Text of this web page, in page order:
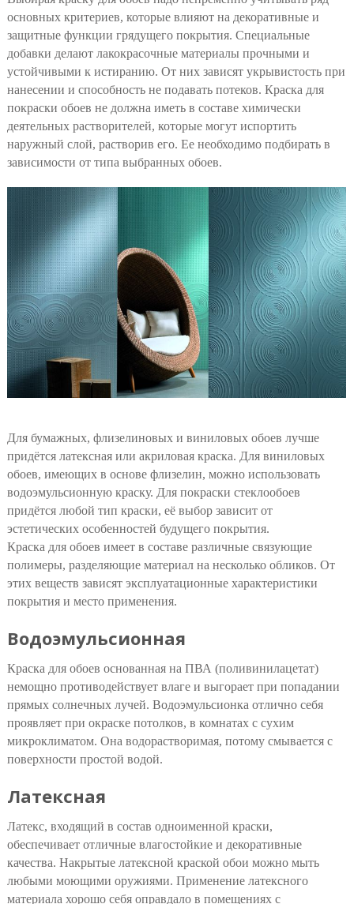
основных критериев, которые влияют на декоративные и
защитные функции грядущего покрытия. Специальные
добавки делают лакокрасочные материалы прочными и
устойчивыми к истиранию. От них зависят укрывистость при
нанесении и способность не подавать потеков. Краска для
покраски обоев не должна иметь в составе химически
деятельных растворителей, которые могут испортить
наружный слой, растворив его. Ее необходимо подбирать в
зависимости от типа выбранных обоев.
Для бумажных, флизелиновых и виниловых обоев лучше
придётся латексная или акриловая краска. Для виниловых
обоев, имеющих в основе флизелин, можно использовать
водоэмульсионную краску. Для покраски стеклообоев
придётся любой тип краски, её выбор зависит от
эстетических особенностей будущего покрытия.
Краска для обоев имеет в составе различные связующие
полимеры, разделяющие материал на несколько обликов. От
этих веществ зависят эксплуатационные характеристики
покрытия и место применения.
Водоэмульсионная
Краска для обоев основанная на ПВА (поливинилацетат)
немощно противодействует влаге и выгорает при попадании
прямых солнечных лучей. Водоэмульсионка отлично себя
проявляет при окраске потолков, в комнатах с сухим
микроклиматом. Она водорастворимая, потому смывается с
поверхности простой водой.
Латексная
Латекс, входящий в состав одноименной краски,
обеспечивает отличные влагостойкие и декоративные
качества. Накрытые латексной краской обои можно мыть
любыми моющими оружиями. Применение латексного
материала хорошо себя оправдало в помещениях с